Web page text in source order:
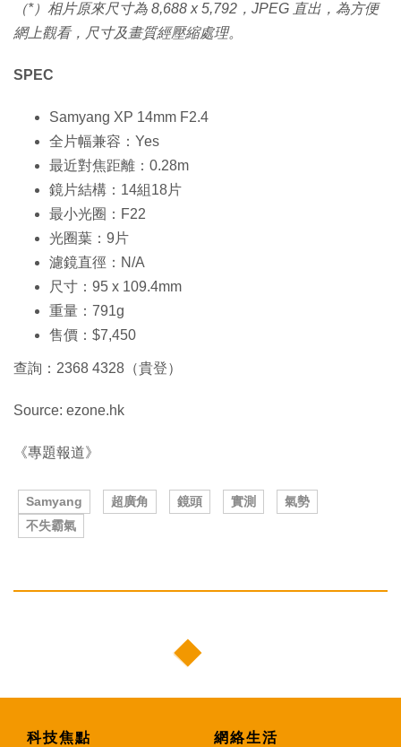
（*）相片原來尺寸為 8,688 x 5,792，JPEG 直出，為方便
網上觀看，尺寸及畫質經壓縮處理。
SPEC
Samyang XP 14mm F2.4
全片幅兼容：Yes
最近對焦距離：0.28m
鏡片結構：14組18片
最小光圈：F22
光圈葉：9片
濾鏡直徑：N/A
尺寸：95 x 109.4mm
重量：791g
售價：$7,450
查詢：2368 4328（貴登）
Source: ezone.hk
《專題報道》
Samyang 超廣角 鏡頭 實測
氣勢
不失霸氣
科技焦點 網絡生活